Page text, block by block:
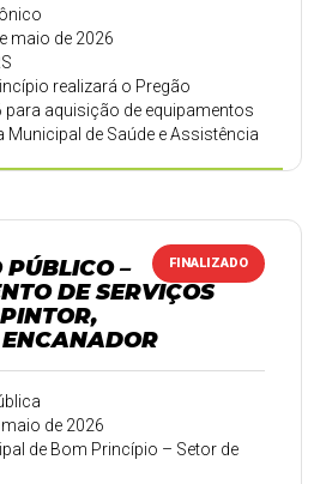
maio de 2026
realizará o Pregão
aquisição de equipamentos
Municipal de Saúde e Assistência
FINALIZADO
–
DE SERVIÇOS
de 2026
de Bom Princípio – Setor de